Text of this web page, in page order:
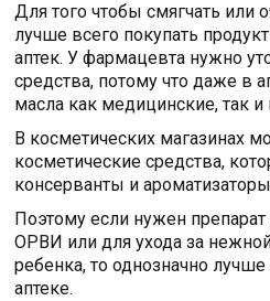
Для того чтобы смягчать или
лучше всего покупать
аптек. У фармацевта нужно
средства, потому что даже в
масла как медицинские, так и
В косметических магазинах
косметические средства,
консерванты и
Поэтому если нужен
ОРВИ или для ухода за
ребенка, то однозначно
аптеке.